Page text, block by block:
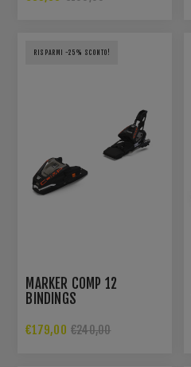
RISPARMI -25% SCONTO!
MARKER COMP 12
BINDINGS
€179,00 €240,00